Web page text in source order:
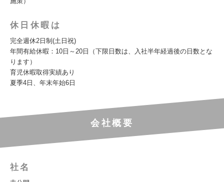
休日休暇は
完全週休2日制(土日祝)
年間有給休暇：10日～20日（下限日数は、入社半年経過後の日数とな
ります）
育児休暇取得実績あり
夏季4日、年末年始6日
会社概要
社名